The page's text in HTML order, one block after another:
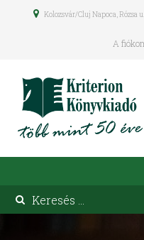
Kolozsvár/Cluj Napoca, Rózsa
A